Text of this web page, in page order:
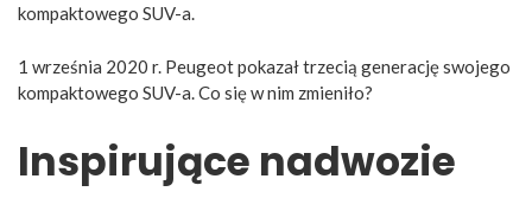
kompaktowego SUV-a.
1 września 2020 r. Peugeot pokazał trzecią generację swojego
kompaktowego SUV-a. Co się w nim zmieniło?
Inspirujące nadwozie